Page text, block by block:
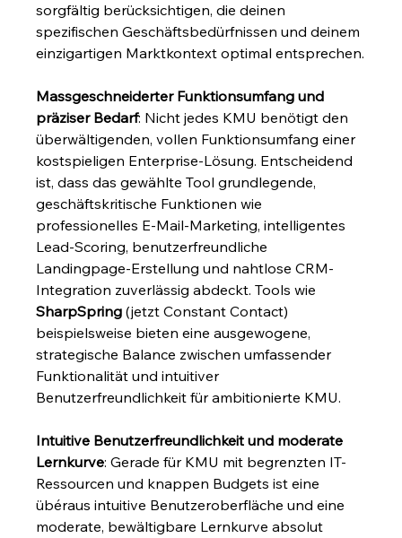
sorgfältig berücksichtigen, die deinen
spezifischen Geschäftsbedürfnissen und deinem
einzigartigen Marktkontext optimal entsprechen.
Massgeschneiderter Funktionsumfang und
präziser Bedarf: Nicht jedes KMU benötigt den
überwältigenden, vollen Funktionsumfang einer
kostspieligen Enterprise-Lösung. Entscheidend
ist, dass das gewählte Tool grundlegende,
geschäftskritische Funktionen wie
professionelles E-Mail-Marketing, intelligentes
Lead-Scoring, benutzerfreundliche
Landingpage-Erstellung und nahtlose CRM-
Integration zuverlässig abdeckt. Tools wie
SharpSpring (jetzt Constant Contact)
beispielsweise bieten eine ausgewogene,
strategische Balance zwischen umfassender
Funktionalität und intuitiver
Benutzerfreundlichkeit für ambitionierte KMU.
Intuitive Benutzerfreundlichkeit und moderate
Lernkurve: Gerade für KMU mit begrenzten IT-
Ressourcen und knappen Budgets ist eine
übéraus intuitive Benutzeroberfläche und eine
moderate, bewältigbare Lernkurve absolut